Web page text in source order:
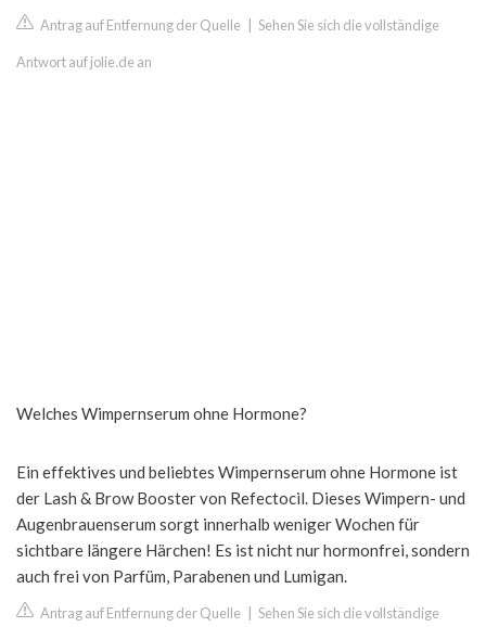
Antrag auf Entfernung der Quelle Sehen Sie sich die vollständige
Antwort auf jolie.de an
Welches Wimpernserum ohne Hormone?
Ein effektives und beliebtes Wimpernserum ohne Hormone ist
der Lash & Brow Booster von Refectocil. Dieses Wimpern- und
Augenbrauenserum sorgt innerhalb weniger Wochen für
sichtbare längere Härchen! Es ist nicht nur hormonfrei, sondern
auch frei von Parfüm, Parabenen und Lumigan.
Antrag auf Entfernung der Quelle Sehen Sie sich die vollständige